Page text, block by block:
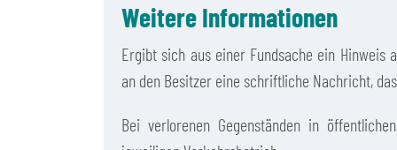
Weitere Informationen
Ergibt sich aus einer Fundsache ein Hinweis
an den Besitzer eine schriftliche Nachricht,
Bei verlorenen Gegenständen in